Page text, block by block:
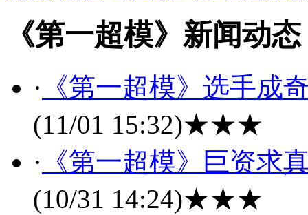
《第一超模》新闻动态
· 《第一超模》选手成
(11/01 15:32)★★★
· 《第一超模》巨资求
(10/31 14:24)★★★